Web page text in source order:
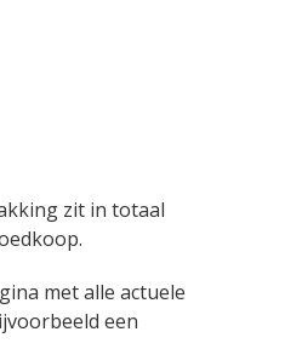
zit in totaal
met alle actuele
een